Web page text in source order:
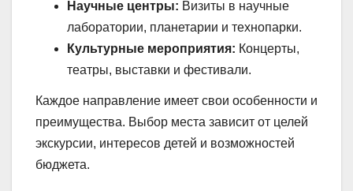
Научные центры: Визиты в научные
лаборатории, планетарии и технопарки.
Культурные мероприятия: Концерты,
театры, выставки и фестивали.
Каждое направление имеет свои особенности и
преимущества. Выбор места зависит от целей
экскурсии, интересов детей и возможностей
бюджета.